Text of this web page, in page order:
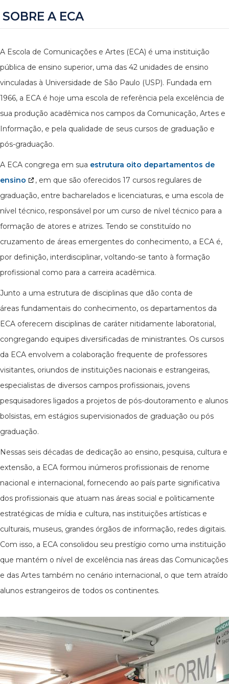
SOBRE A ECA
A Escola de Comunicações e Artes (ECA) é uma instituição
pública de ensino superior, uma das 42 unidades de ensino
vinculadas à Universidade de São Paulo (USP). Fundada em
1966, a ECA é hoje uma escola de referência pela excelência de
sua produção acadêmica nos campos da Comunicação, Artes e
Informação, e pela qualidade de seus cursos de graduação e
pós-graduação.
A ECA congrega em sua estrutura oito departamentos de
ensino
, em que são oferecidos 17 cursos regulares de
graduação, entre bacharelados e licenciaturas, e uma escola de
nível técnico, responsável por um curso de nível técnico para a
formação de atores e atrizes. Tendo se constituído no
cruzamento de áreas emergentes do conhecimento, a ECA é,
por definição, interdisciplinar, voltando-se tanto à formação
profissional como para a carreira acadêmica.
Junto a uma estrutura de disciplinas que dão conta de
áreas fundamentais do conhecimento, os departamentos da
ECA oferecem disciplinas de caráter nitidamente laboratorial,
congregando equipes diversificadas de ministrantes. Os cursos
da ECA envolvem a colaboração frequente de professores
visitantes, oriundos de instituições nacionais e estrangeiras,
especialistas de diversos campos profissionais, jovens
pesquisadores ligados a projetos de pós-doutoramento e alunos
bolsistas, em estágios supervisionados de graduação ou pós
graduação.
Nessas seis décadas de dedicação ao ensino, pesquisa, cultura e
extensão, a ECA formou inúmeros profissionais de renome
nacional e internacional, fornecendo ao país parte significativa
dos profissionais que atuam nas áreas social e politicamente
estratégicas de mídia e cultura, nas instituições artísticas e
culturais, museus, grandes órgãos de informação, redes digitais.
Com isso, a ECA consolidou seu prestígio como uma instituição
que mantém o nível de excelência nas áreas das Comunicações
e das Artes também no cenário internacional, o que tem atraído
alunos estrangeiros de todos os continentes.